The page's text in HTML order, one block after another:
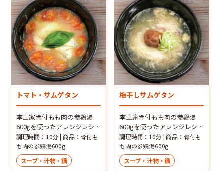
トマト・サムゲタン
李王家骨付もも肉の参鶏湯
600gを使ったアレンジレシ
ピ！ミニトマトで彩り鮮やか
に！トマトの旨味と酸味がじ
ゅわっとスープに溶け出しま
す。
調理時間：10分 | 商品：骨付も
も肉の参鶏湯600g
スープ・汁物・鍋
梅干しサムゲタン
李王家骨付もも肉の参鶏湯
600gを使ったアレンジレシ
ピ！梅の酸味がベストマッ
チ！食欲増進レシピ♪
調理時間：10分 | 商品：骨付も
も肉の参鶏湯600g
スープ・汁物・鍋